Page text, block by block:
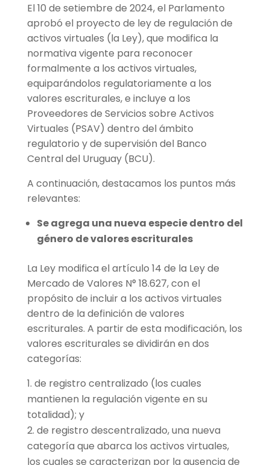
El 10 de setiembre de 2024, el Parlamento
aprobó el proyecto de ley de regulación de
activos virtuales (la Ley), que modifica la
normativa vigente para reconocer
formalmente a los activos virtuales,
equiparándolos regulatoriamente a los
valores escriturales, e incluye a los
Proveedores de Servicios sobre Activos
Virtuales (PSAV) dentro del ámbito
regulatorio y de supervisión del Banco
Central del Uruguay (BCU).
A continuación, destacamos los puntos más
relevantes:
Se agrega una nueva especie dentro del
género de valores escriturales
La Ley modifica el artículo 14 de la Ley de
Mercado de Valores N° 18.627, con el
propósito de incluir a los activos virtuales
dentro de la definición de valores
escriturales. A partir de esta modificación, los
valores escriturales se dividirán en dos
categorías:
de registro centralizado (los cuales
mantienen la regulación vigente en su
totalidad); y
de registro descentralizado, una nueva
categoría que abarca los activos virtuales,
los cuales se caracterizan por la ausencia de